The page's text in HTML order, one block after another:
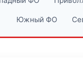
Южный ФО